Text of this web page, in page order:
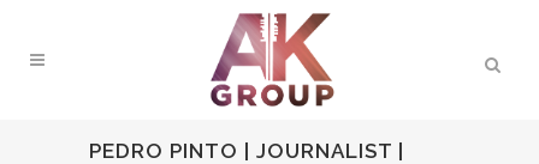
PEDRO PINTO | JOURNALIST |